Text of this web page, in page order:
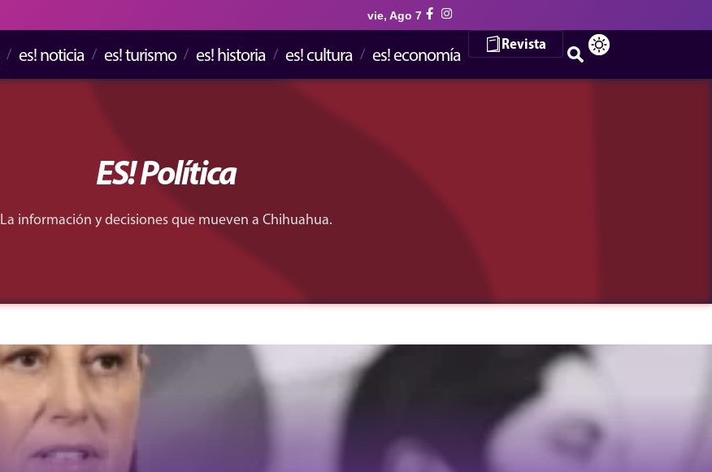
vie, Ago 7
es! noticia es! turismo es! historia es! cultura es! economía Revista
ES! Política
La información y decisiones que mueven a Chihuahua.